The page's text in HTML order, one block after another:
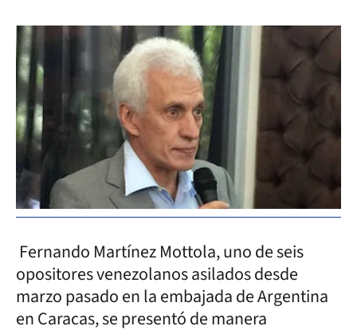
Fernando Martínez Mottola, uno de seis
opositores venezolanos asilados desde
marzo pasado en la embajada de Argentina
en Caracas, se presentó de manera